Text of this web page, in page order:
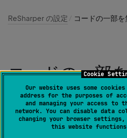
Cookie
Our website uses some
address for the purposes of
and managing your access to
network. You can disable data
changing your browser
this website
ReSharper の設定 コードの一部
コードの一部
最終更新日： 2026 年 7 月 16 日
ほとんどのソリューションには